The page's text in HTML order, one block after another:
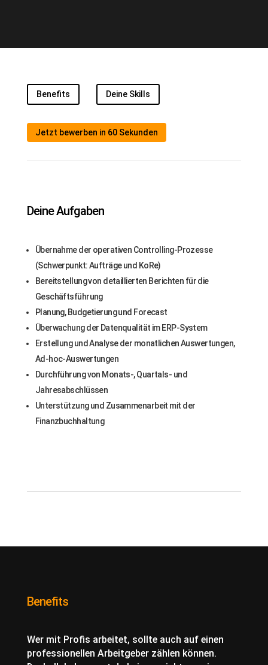
Benefits Deine Skills
Jetzt bewerben in 60 Sekunden
Deine Aufgaben
Übernahme der operativen Controlling-Prozesse
(Schwerpunkt: Aufträge und KoRe)
Bereitstellung von detaillierten Berichten für die
Geschäftsführung
Planung, Budgetierung und Forecast
Überwachung der Datenqualität im ERP-System
Erstellung und Analyse der monatlichen Auswertungen,
Ad-hoc-Auswertungen
Durchführung von Monats-, Quartals- und
Jahresabschlüssen
Unterstützung und Zusammenarbeit mit der
Finanzbuchhaltung
Benefits
Wer mit Profis arbeitet, sollte auch auf einen
professionellen Arbeitgeber zählen können.